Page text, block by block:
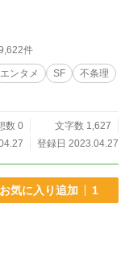
件
エンタメ SF
不条理
数 0
文字数 1,627
登録日 2023.04.27
お気に入り追加 1